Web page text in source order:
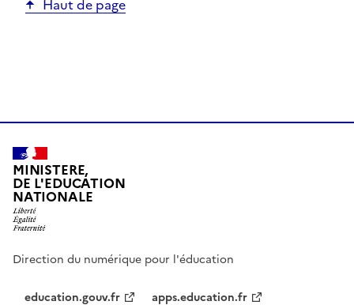
Haut de page
MINISTERE,
DE L'EDUCATION
NATIONALE
Direction du numérique pour l'éducation
education.gouv.fr apps.education.fr